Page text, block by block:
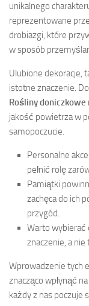
unikalnego
reprezentowane
drobiazgi, które
w sposób
Ulubione dekoracje,
istotne znaczenie.
Rośliny doniczkowe
jakość powietrza w
samopoczucie.
Personalne
pełnić rolę
Pamiątki
zachęca do ich
przygód.
Warto wybierać
znaczenie, a
Wprowadzenie tych
znacząco wpłynąć
każdy z nas poczuje